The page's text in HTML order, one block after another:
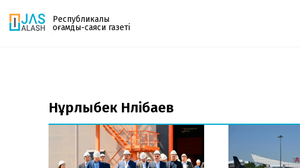
Республикалық
қоғамдық-саяси газеті
поштаңызға алып отырыңыз. Жаңа нөмір
шыққан сәтте сізге бірден жіберіледі. Тек email
енгізіңіз, біз қалғанын өзіміз жібереміз.
Нұрлыбек Нәлібаев